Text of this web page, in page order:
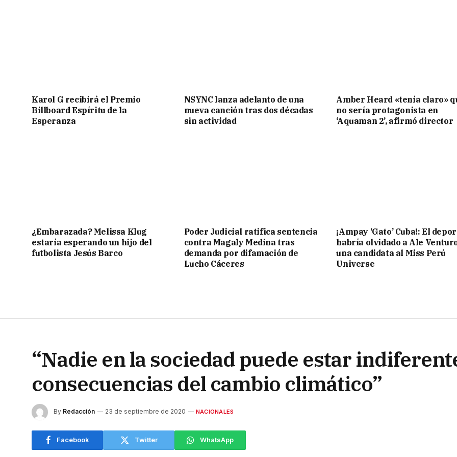
Karol G recibirá el Premio
Billboard Espíritu de la
Esperanza
NSYNC lanza adelanto de una
nueva canción tras dos décadas
sin actividad
Amber Heard «tenía claro»
no sería protagonista en
‘Aquaman 2’, afirmó director
¿Embarazada? Melissa Klug
estaría esperando un hijo del
futbolista Jesús Barco
Poder Judicial ratifica sentencia
contra Magaly Medina tras
demanda por difamación de
Lucho Cáceres
¡Ampay ‘Gato’ Cuba!: El
habría olvidado a Ale
una candidata al Miss Perú
Universe
“Nadie en la sociedad puede estar
consecuencias del cambio climático”
By Redacción 23 de septiembre de 2020 NACIONALES
Facebook Twitter WhatsApp